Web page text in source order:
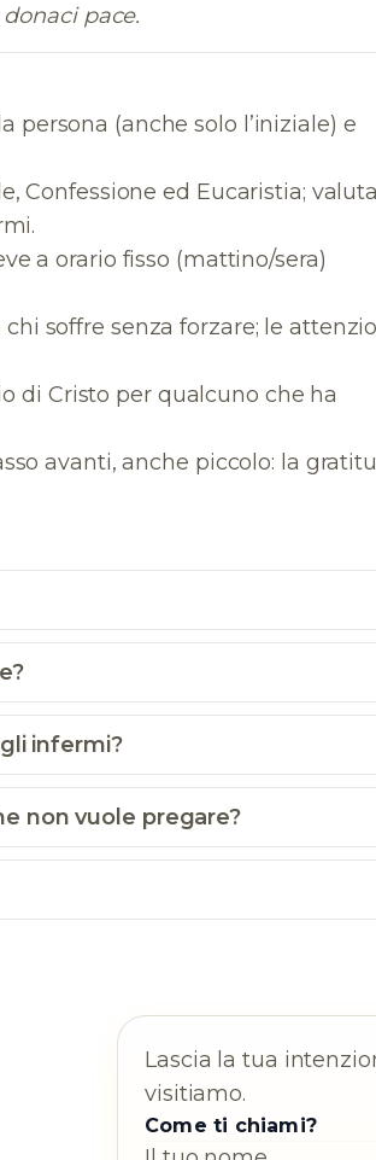
pace.
persona (anche solo l’iniziale) e
Confessione ed Eucaristia;
a orario fisso (mattino/sera)
soffre senza forzare; le
di Cristo per qualcuno che ha
avanti, anche piccolo: la
infermi?
non vuole pregare?
Lascia la tua
visitiamo.
Come ti chiami?